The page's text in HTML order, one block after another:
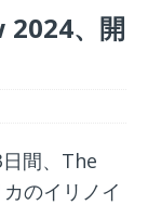
、開
間、The
のイリノイ